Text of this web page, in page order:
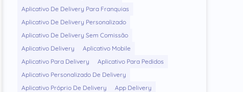
Aplicativo De Delivery Para Franquias
Aplicativo De Delivery Personalizado
Aplicativo De Delivery Sem Comissão
Aplicativo Delivery
Aplicativo Mobile
Aplicativo Para Delivery
Aplicativo Para Pedidos
Aplicativo Personalizado De Delivery
Aplicativo Próprio De Delivery
App Delivery